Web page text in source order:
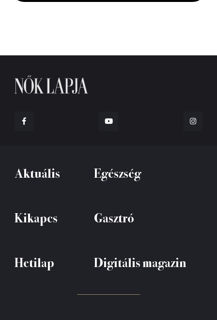
Aktuális Egészség
Kikapcs Gasztró
Hetilap Digitális magazin